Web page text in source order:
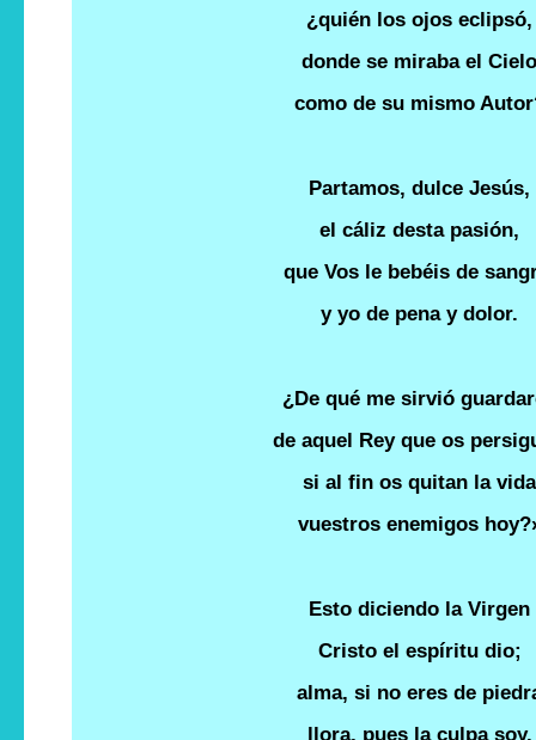
¿quién los ojos eclipsó,
donde se miraba el Cielo
como de su mismo
Partamos, dulce Jesús,
el cáliz desta pasión,
que Vos le bebéis de
y yo de pena y dolor.
¿De qué me sirvió
de aquel Rey que os
si al fin os quitan la vida
vuestros enemigos
Esto diciendo la Virgen
Cristo el espíritu dio;
alma, si no eres de
llora, pues la culpa soy.